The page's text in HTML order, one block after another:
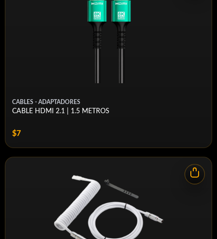
CABLES - ADAPTADORES
CABLE HDMI 2.1 | 1.5 METROS
$7